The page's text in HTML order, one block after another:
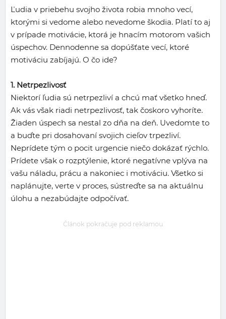
Ľudia v priebehu svojho života robia mnoho vecí,
ktorými si vedome alebo nevedome škodia. Platí to aj
v prípade motivácie, ktorá je hnacím motorom vašich
úspechov. Dennodenne sa dopúšťate vecí, ktoré
motiváciu zabíjajú. O čo ide?
1. Netrpezlivosť
Niektorí ľudia sú netrpezliví a chcú mať všetko hneď.
Ak vás však riadi netrpezlivosť, tak čoskoro vyhoríte.
Žiaden úspech sa nestal zo dňa na deň. Uvedomte to
a buďte pri dosahovaní svojich cieľov trpezliví.
Neprídete tým o pocit urgencie niečo dokázať rýchlo.
Prídete však o rozptýlenie, ktoré negatívne vplýva na
vašu náladu, prácu a nakoniec i motiváciu. Všetko si
naplánujte, verte v proces, sústreďte sa na aktuálnu
úlohu a nezabúdajte odpočívať.
Článok pokračuje pod reklamou